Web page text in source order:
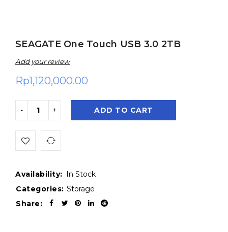
SEAGATE One Touch USB 3.0 2TB
Add your review
Rp1,120,000.00
ADD TO CART
Availability: In Stock
Categories: Storage
Share: